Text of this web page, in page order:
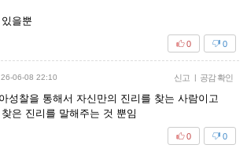
을뿐
0
0
26-06-08 22:10 신고 | 공감 확인
성찰을 통해서 자신만의 진리를 찾는 사람이고
은 진리를 말해주는 것 뿐임
0
0